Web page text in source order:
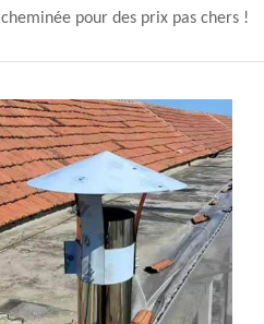
cheminée pour des prix pas chers !